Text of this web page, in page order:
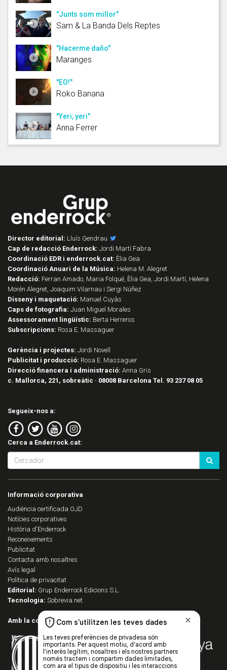
"Junts som millor"
Sam & La Banda Dels Reptes
"Hacerme daño"
Maranges
"EO!"
Roko Banana
"Yeri, yeri"
Anna Ferrer
Director editorial: Lluís Gendrau
Cap de redacció Enderrock: Jordi Martí Fabra
Coordinació EDR i enderrock.cat: Èlia Gea
Coordinació Anuari de la Música: Helena M. Alegret
Redacció: Ferran Amado, Maria Folqué, Èlia Gea, Jordi Martí, Helena
Morén Alegret, Joaquim Vilarnau i Sergi Núñez
Disseny i maquetació: Manuel Cuyàs
Caps de fotografia: Juan Miguel Morales
Assessorament lingüístic: Berta Herreros
Subscripcions: Rosa E. Massaguer
Gerència i projectes: Jordi Novell
Publicitat i producció: Rosa E. Massaguer
Direcció financera i administració: Anna Gris
c. Mallorca, 221, sobreàtic · 08008 Barcelona Tel. 93 237 08 05
Segueix-nos a:
Cerca a Enderrock.cat:
Informació corporativa
Audiència certificada OJD
Notícies corporatives
Història d'Enderrock
Reconeixements
Publicitat
Contacta amb nosaltres
Avís legal
Política de privacitat
Editorial: Grup Enderrock Edicions S.L.
Tecnologia: Sobrevia.net
Amb la col·laboració de: